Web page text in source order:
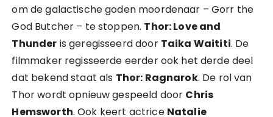
om de galactische goden moordenaar – Gorr the
God Butcher – te stoppen. Thor: Love and
Thunder is geregisseerd door Taika Waititi. De
filmmaker regisseerde eerder ook het derde deel
dat bekend staat als Thor: Ragnarok. De rol van
Thor wordt opnieuw gespeeld door Chris
Hemsworth. Ook keert actrice Natalie